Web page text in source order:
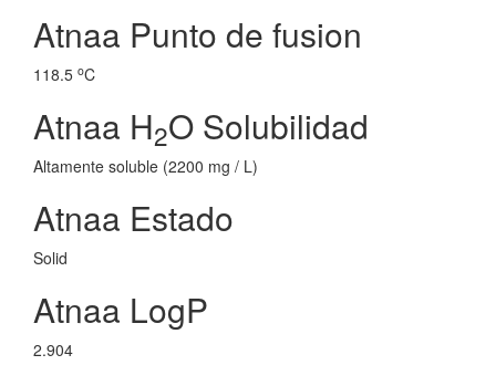
Atnaa Punto de fusion
118.5 oC
Atnaa H2O Solubilidad
Altamente soluble (2200 mg / L)
Atnaa Estado
Solid
Atnaa LogP
2.904